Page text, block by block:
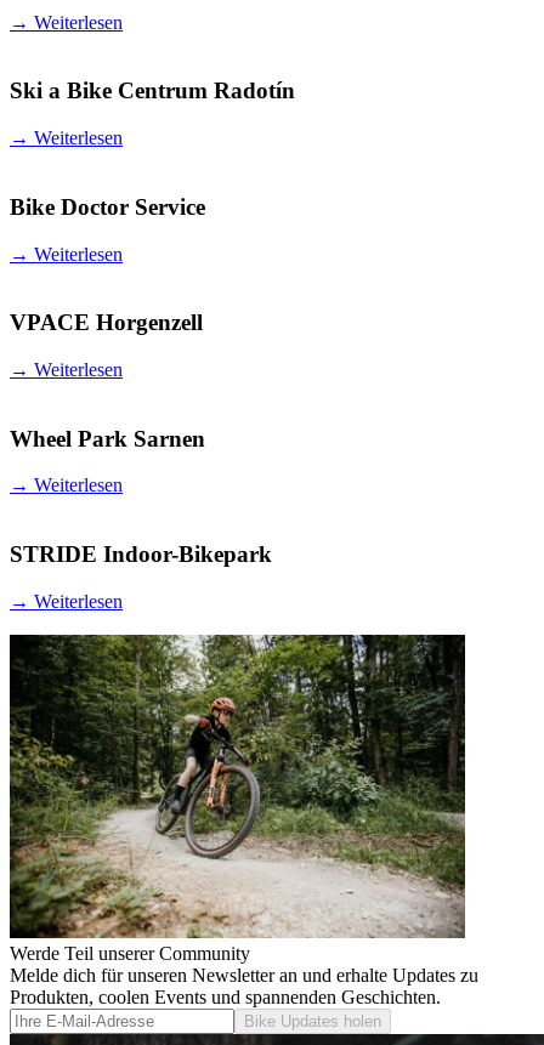
→ Weiterlesen
Ski a Bike Centrum Radotín
→ Weiterlesen
Bike Doctor Service
→ Weiterlesen
VPACE Horgenzell
→ Weiterlesen
Wheel Park Sarnen
→ Weiterlesen
STRIDE Indoor-Bikepark
→ Weiterlesen
Werde Teil unserer Community
Melde dich für unseren Newsletter an und erhalte Updates zu
Produkten, coolen Events und spannenden Geschichten.
Bike Updates holen